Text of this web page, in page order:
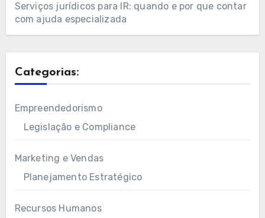
Serviços jurídicos para IR: quando e por que contar
com ajuda especializada
Categorias:
Empreendedorismo
Legislação e Compliance
Marketing e Vendas
Planejamento Estratégico
Recursos Humanos